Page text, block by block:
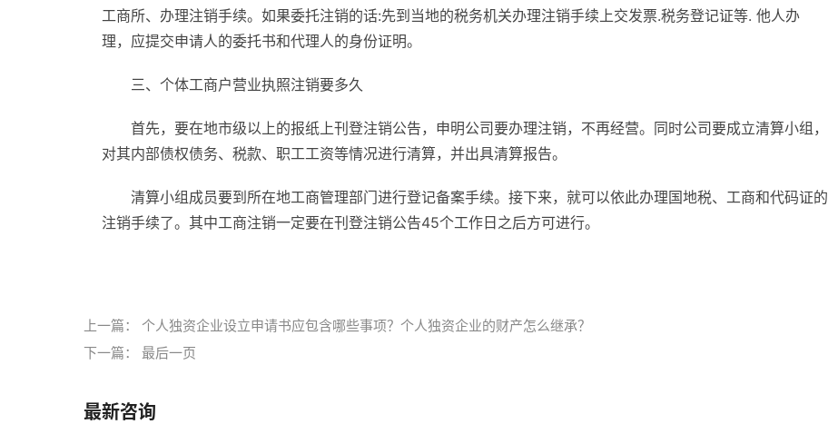
工商所、办理注销手续。如果委托注销的话:先到当地的税务机关办理注销手续上交发票.税务登记证等. 他人办
理，应提交申请人的委托书和代理人的身份证明。
三、个体工商户营业执照注销要多久
首先，要在地市级以上的报纸上刊登注销公告，申明公司要办理注销，不再经营。同时公司要成立清算小组，
对其内部债权债务、税款、职工工资等情况进行清算，并出具清算报告。
清算小组成员要到所在地工商管理部门进行登记备案手续。接下来，就可以依此办理国地税、工商和代码证的
注销手续了。其中工商注销一定要在刊登注销公告45个工作日之后方可进行。
上一篇： 个人独资企业设立申请书应包含哪些事项？个人独资企业的财产怎么继承？
下一篇： 最后一页
最新咨询